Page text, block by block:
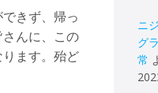
きず、帰っ
んに、この
ます。殆ど
ニ
グ
常